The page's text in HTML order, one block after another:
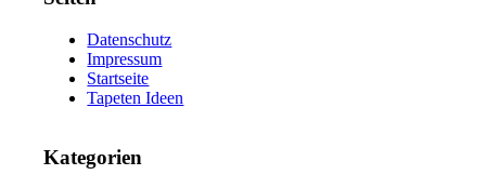
Datenschutz
Impressum
Startseite
Tapeten Ideen
Kategorien